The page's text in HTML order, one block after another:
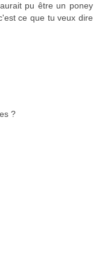
pu être un poney
ce que tu veux dire
?